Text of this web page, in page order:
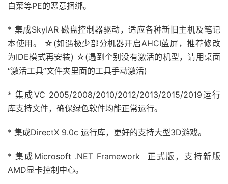
白菜等PE的恶意捆绑。
* 集成SkyIAR 磁盘控制器驱动，适应各种新旧主机及笔记
本使用。 ☆(如遇极少部分机器开启AHCI蓝屏，推荐修改
为IDE模式再安装) ☆(遇到个别没有激活的机型，请用桌面
“激活工具”文件夹里面的工具手动激活)
* 集成VC 2005/2008/2010/2012/2013/2015/2019运行
库支持文件，确保绿色软件均能正常运行。
* 集成DirectX 9.0c 运行库，更好的支持大型3D游戏。
* 集成Microsoft .NET Framework 正式版，支持新版
AMD显卡控制中心。